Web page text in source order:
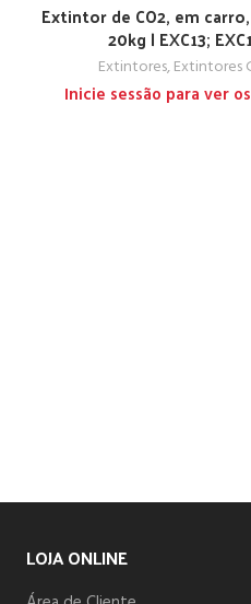
Extintor de CO2, em
20kg | EXC13;
Extintores,Extintores
Inicie sessão para ver
LOJA ONLINE